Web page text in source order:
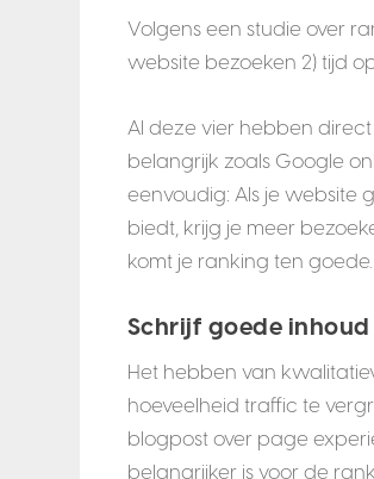
Volgens een studie over
website bezoeken 2) tijd
Al deze vier hebben
belangrijk zoals Google
eenvoudig: Als je website
biedt, krijg je meer
komt je ranking ten goede.
Schrijf goede inhoud
Het hebben van
hoeveelheid traffic te
blogpost over page
belangrijker is voor de